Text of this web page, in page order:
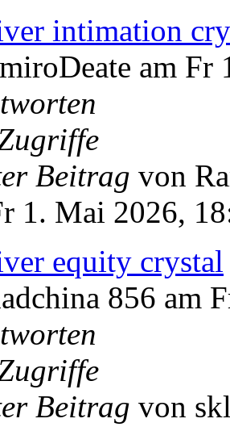
intimation
am Fr
Beitrag von
1. Mai 2026,
equity crystal
856 am
Beitrag von